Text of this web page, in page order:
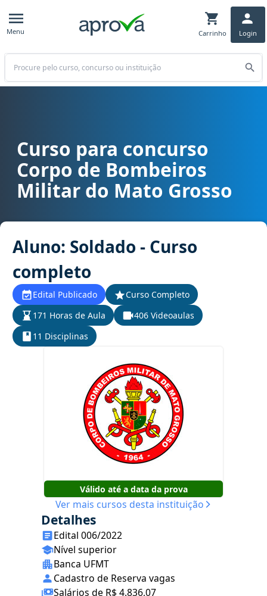
Menu Carrinho Login
Buscar
Curso para concurso CBM MT - Corpo de Bombeiros Militar do
Curso para concurso
Corpo de Bombeiros
Militar do Mato Grosso
Aluno: Soldado - Curso
completo
Edital Publicado
Curso Completo
171 Horas de Aula
406 Videoaulas
11 Disciplinas
Válido até a data da prova
Ver mais cursos desta instituição
Detalhes
Edital 006/2022
Nível superior
Banca UFMT
Cadastro de Reserva vagas
Salários de R$ 4.836,07